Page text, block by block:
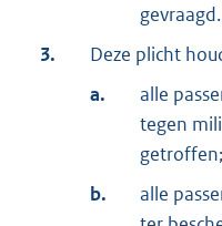
gevraagd.
3.
Deze plicht
a.
alle
tegen
getroffen;
b.
alle